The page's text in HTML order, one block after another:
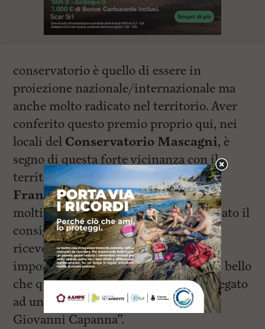
conservatorio è quello di essere in
proiezione nazionale/internazionale ma
anche molto radicato nel territorio. Aver
conferito questo premio proprio qui, nei
locali del Conservatorio Mascagni, è
segno di questa forte vicinanza con il
territorio. Presente in sala anche
Francesco Gazzetti. “Ci tenevo
moltissimo ad essere qua – ha specificato il
consigliere regionale – i nomi che
riceveranno il premio sono molto
importanti per la realtà livornese ed è bello
che questo luogo, il Mascagni, sia collegato
ad una personalità come quella di
Giovanni Capanna”.